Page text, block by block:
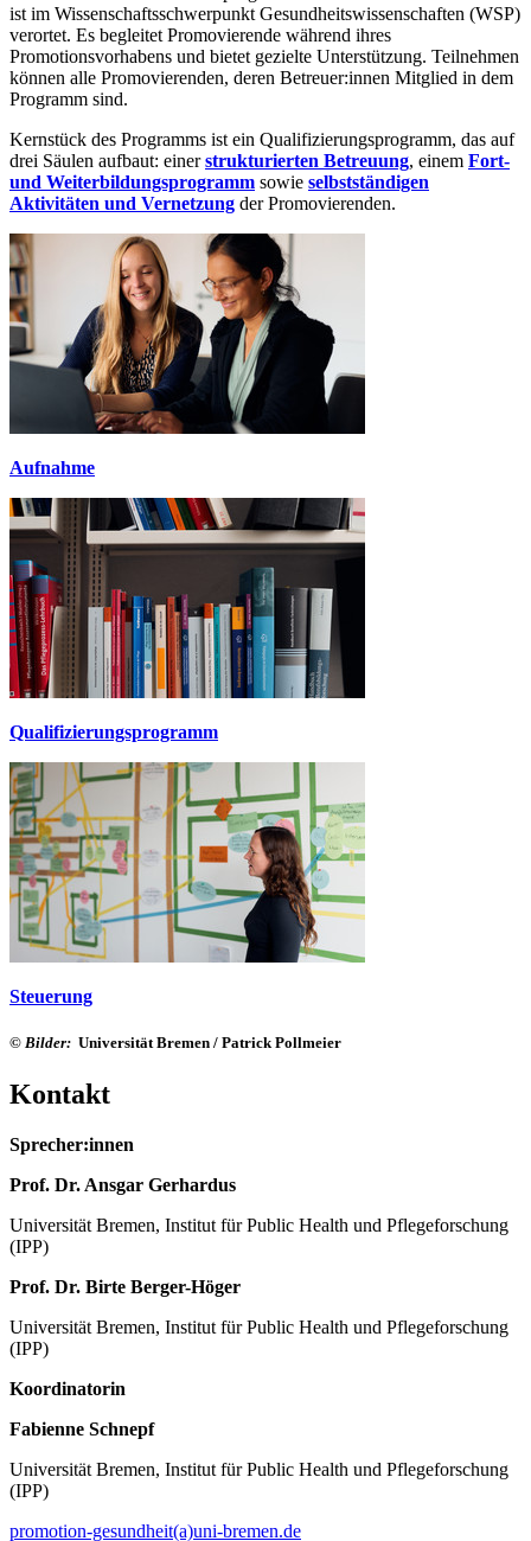
ist im Wissenschaftsschwerpunkt Gesundheitswissenschaften (WSP)
verortet. Es begleitet Promovierende während ihres
Promotionsvorhabens und bietet gezielte Unterstützung. Teilnehmen
können alle Promovierenden, deren Betreuer:innen Mitglied in dem
Programm sind.
Kernstück des Programms ist ein Qualifizierungsprogramm, das auf
drei Säulen aufbaut: einerstrukturierten Betreuung, einem Fort-
und Weiterbildungsprogramm sowie selbstständigen
Aktivitäten und Vernetzung der Promovierenden.
Aufnahme
Qualifizierungsprogramm
Steuerung
© Bilder: Universität Bremen / Patrick Pollmeier
Kontakt
Sprecher:innen
Prof. Dr. Ansgar Gerhardus
Universität Bremen, Institut für Public Health und Pflegeforschung
(IPP)
Prof. Dr. Birte Berger-Höger
Universität Bremen, Institut für Public Health und Pflegeforschung
(IPP)
Koordinatorin
Fabienne Schnepf
Universität Bremen, Institut für Public Health und Pflegeforschung
(IPP)
promotion-gesundheit(a)uni-bremen.de